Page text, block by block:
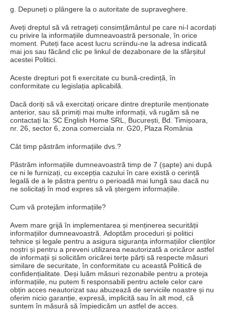
g. Depuneți o plângere la o autoritate de supraveghere.
Aveți dreptul să vă retrageți consimțământul pe care ni-l acordați
cu privire la informațiile dumneavoastră personale, în orice
moment. Puteți face acest lucru scriindu-ne la adresa indicată
mai jos sau făcând clic pe linkul de dezabonare de la sfârșitul
acestei Politici.
Aceste drepturi pot fi exercitate cu bună-credință, în
conformitate cu legislația aplicabilă.
Dacă doriți să vă exercitați oricare dintre drepturile menționate
anterior, sau să primiți mai multe informații, vă rugăm să ne
contactați la: SC English Home SRL, București, Bd. Timișoara,
nr. 26, sector 6, zona comerciala nr. G20, Plaza România
Cât timp păstrăm informațiile dvs.?
Păstrăm informațiile dumneavoastră timp de 7 (șapte) ani după
ce ni le furnizați, cu excepția cazului în care există o cerință
legală de a le păstra pentru o perioadă mai lungă sau dacă nu
ne solicitați în mod expres să vă ștergem informațiile.
Cum vă protejăm informațiile?
Avem mare grijă în implementarea și menținerea securității
informațiilor dumneavoastră. Adoptăm proceduri și politici
tehnice și legale pentru a asigura siguranța informațiilor clienților
noștri și pentru a preveni utilizarea neautorizată a oricăror astfel
de informații și solicităm oricărei terțe părți să respecte măsuri
similare de securitate, în conformitate cu această Politică de
confidențialitate. Deși luăm măsuri rezonabile pentru a proteja
informațiile, nu putem fi responsabili pentru actele celor care
obțin acces neautorizat sau abuzează de serviciile noastre și nu
oferim nicio garanție, expresă, implicită sau în alt mod, că
suntem în măsură să împiedicăm un astfel de acces.